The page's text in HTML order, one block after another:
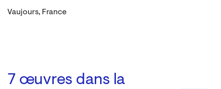
Vaujours, France
7 œuvres dans la